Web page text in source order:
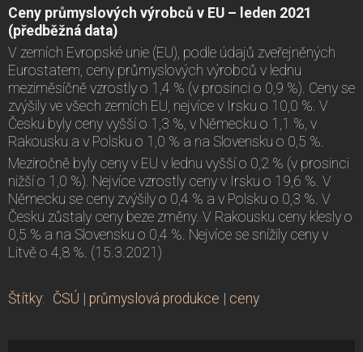
Ceny průmyslových výrobců v EU – leden 2021
(předběžná data)
V zemích Evropské unie (EU), podle údajů zveřejněných
Eurostatem, ceny průmyslových výrobců v lednu
meziměsíčně vzrostly o 1,4 % (v prosinci o 0,9 %). Ceny se
zvýšily ve všech zemích EU, nejvíce v Irsku o 10,0 %. V
Česku byly ceny vyšší o 1,3 %, v Německu o 1,1 %, v
Rakousku a v Polsku o 1,0 % a na Slovensku o 0,5 %.
Meziročně byly ceny v EU v lednu vyšší o 0,2 % (v prosinci
nižší o 1,0 %). Nejvíce vzrostly ceny v Irsku o 19,6 %. V
Německu se ceny zvýšily o 0,4 % a v Polsku o 0,3 %. V
Česku zůstaly ceny beze změny. V Rakousku ceny klesly o
0,5 % a na Slovensku o 0,4 %. Nejvíce se snížily ceny v
Litvě o 4,8 %. (15.3.2021)
Štítky: ČSÚ | průmyslová produkce | ceny